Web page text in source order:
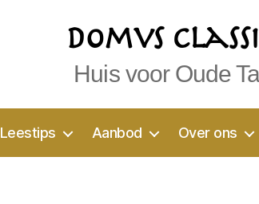
Domvs
Huis voor Oude
Leestips Aanbod Over ons